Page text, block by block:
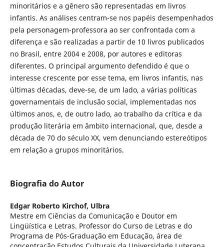
minoritários e a gênero são representadas em livros
infantis. As análises centram-se nos papéis desempenhados
pela personagem-professora ao ser confrontada com a
diferença e são realizadas a partir de 10 livros publicados
no Brasil, entre 2004 e 2008, por autores e editoras
diferentes. O principal argumento defendido é que o
interesse crescente por esse tema, em livros infantis, nas
últimas décadas, deve-se, de um lado, a várias políticas
governamentais de inclusão social, implementadas nos
últimos anos, e, de outro lado, ao trabalho da crítica e da
produção literária em âmbito internacional, que, desde a
década de 70 do século XX, vem denunciando estereótipos
em relação a grupos minoritários.
Biografia do Autor
Edgar Roberto Kirchof, Ulbra
Mestre em Ciências da Comunicação e Doutor em
Lingüística e Letras. Professor do Curso de Letras e do
Programa de Pós-Graduação em Educação, área de